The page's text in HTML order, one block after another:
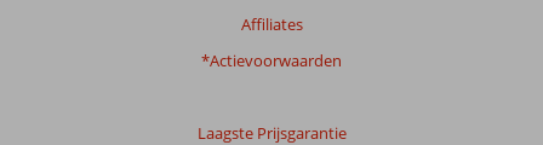
Affiliates
*Actievoorwaarden
Laagste Prijsgarantie